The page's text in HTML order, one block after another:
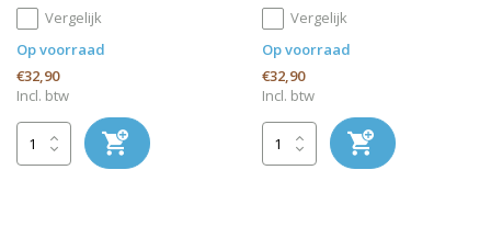
Vergelijk
Op voorraad
€32,90
Incl. btw
Vergelijk
Op voorraad
€32,90
Incl. btw